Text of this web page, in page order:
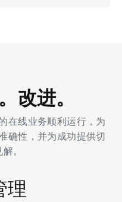
改进。
在线业务顺利运行，为
确性，并为成功提供切
。
理